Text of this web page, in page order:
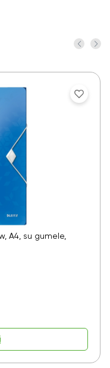
A4, su gumele,